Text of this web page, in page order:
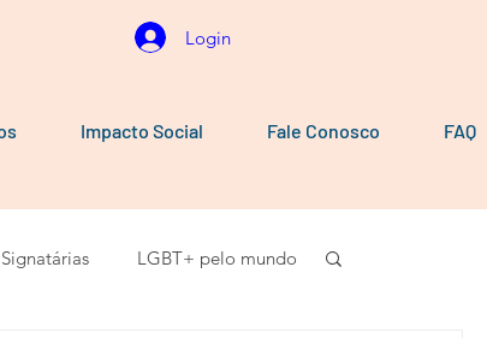
Login
Impacto Social Fale Conosco FAQ
LGBT+ pelo mundo